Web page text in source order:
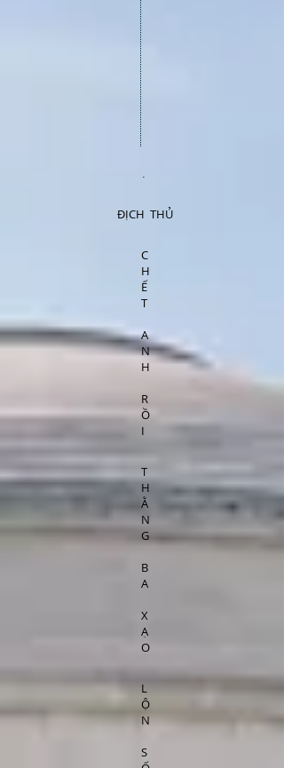
.
ĐỊCH THỦ
C
H
Ế
T
A
N
H
R
Ồ
I
T
H
Ằ
N
G
B
A
X
Ạ
O
L
Ộ
N
S